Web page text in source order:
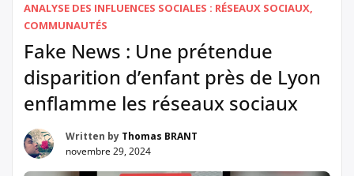
ANALYSE DES INFLUENCES SOCIALES : RÉSEAUX SOCIAUX,
COMMUNAUTÉS
Fake News : Une prétendue
disparition d’enfant près de Lyon
enflamme les réseaux sociaux
Written by Thomas BRANT
novembre 29, 2024